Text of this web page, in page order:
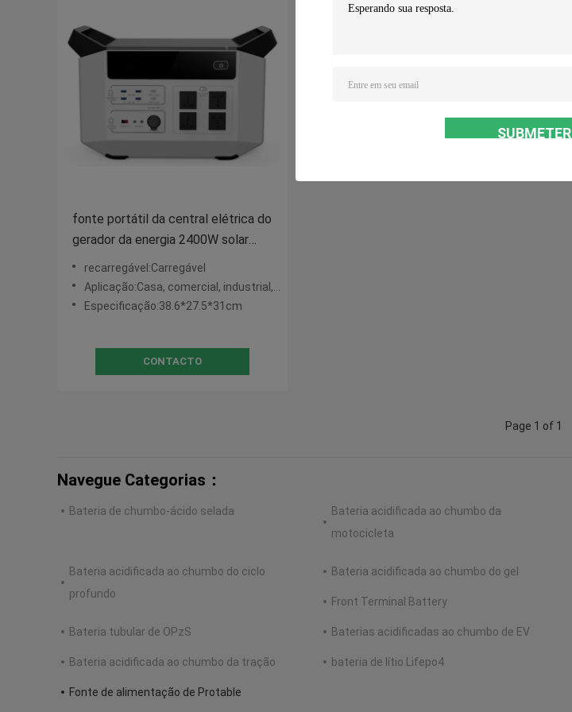
SUBMETER
fonte portátil da central elétrica do
gerador da energia 2400W solar
para o acampamento exterior
recarregável:Carregável
Aplicação:Casa, comercial, industrial, turismo
Especificação:38.6*27.5*31cm
CONTACTO
Page 1 of 1
Navegue Categorias：
Bateria de chumbo-ácido selada
Bateria acidificada ao chumbo da
motocicleta
Bateria acidificada ao chumbo do ciclo
profundo
Bateria acidificada ao chumbo do gel
Front Terminal Battery
Bateria tubular de OPzS Baterias acidificadas ao chumbo de EV
Bateria acidificada ao chumbo da tração bateria de lítio Lifepo4
Fonte de alimentação de Protable